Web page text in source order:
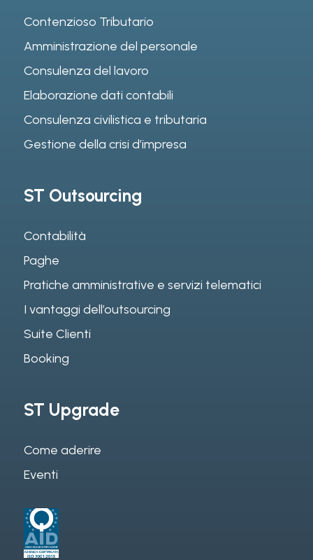
Contenzioso Tributario
Amministrazione del personale
Consulenza del lavoro
Elaborazione dati contabili
Consulenza civilistica e tributaria
Gestione della crisi d’impresa
ST Outsourcing
Contabilità
Paghe
Pratiche amministrative e servizi telematici
I vantaggi dell’outsourcing
Suite Clienti
Booking
ST Upgrade
Come aderire
Eventi